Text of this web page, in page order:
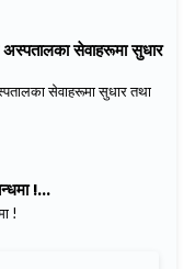
सेवाहरूमा सुधार
सेवाहरूमा सुधार तथा
!...
!